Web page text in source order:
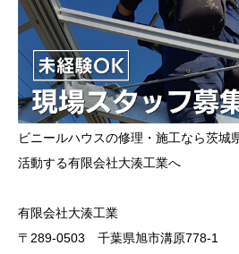
ビニールハウスの修理・施工なら茨城
活動する有限会社大湊工業へ
有限会社大湊工業
〒289-0503 千葉県旭市溝原778-1